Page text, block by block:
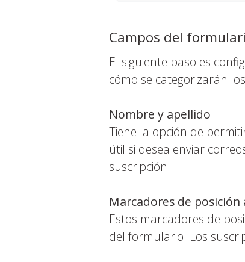
Campos del
El siguiente paso es
cómo se categorizarán
Nombre y apellido
Tiene la opción de
útil si desea enviar
suscripción.
Marcadores de
Estos marcadores de
del formulario. Los